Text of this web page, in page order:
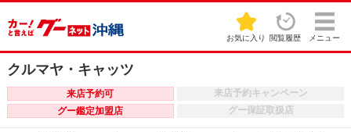
お気に入り 閲覧履歴 メニュー
クルマヤ・キャッツ
来店予約可
来店予約キャンペーン
グー鑑定加盟店
グー保証取扱店